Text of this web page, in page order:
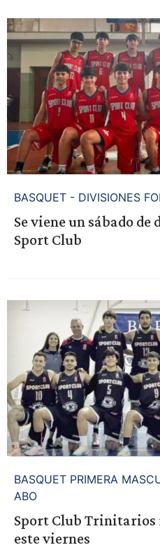
BASQUET - DIVISIONES
Se viene un sábado
Sport Club
BASQUET PRIMERA
ABO
Sport Club Trinitarios
este viernes